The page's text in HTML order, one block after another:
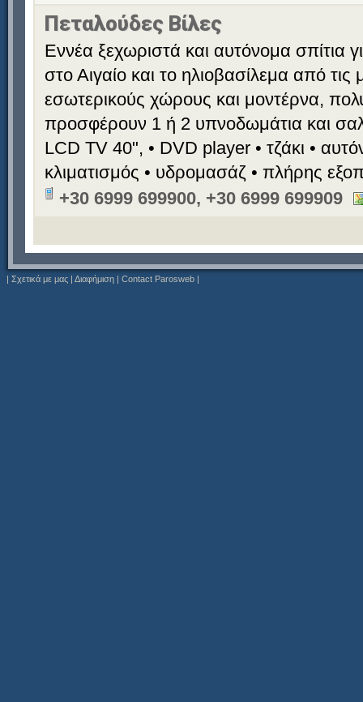
Πεταλούδες Βίλες
Εννέα ξεχωριστά και αυτόνομα σπίτια
στο Αιγαίο και το ηλιοβασίλεμα από
εσωτερικούς χώρους και μοντέρνα,
προσφέρουν 1 ή 2 υπνοδωμάτια και
LCD TV 40", • DVD player • τζάκι •
κλιματισμός • υδρομασάζ • πλήρης
+30 6999 699900, +30 6999 699909
| Σχετικά με μας | Διαφήμιση | Contact Parosweb |